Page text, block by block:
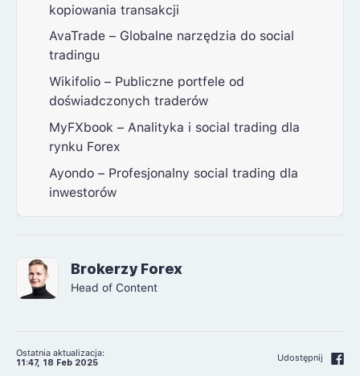
kopiowania transakcji
AvaTrade – Globalne narzędzia do social
tradingu
Wikifolio – Publiczne portfele od
doświadczonych traderów
MyFXbook – Analityka i social trading dla
rynku Forex
Ayondo – Profesjonalny social trading dla
inwestorów
Brokerzy Forex
Head of Content
Ostatnia aktualizacja:
11:47, 18 Feb 2025
Udostępnij